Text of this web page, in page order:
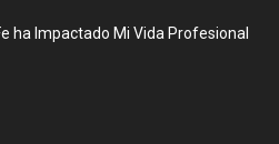
ha Impactado Mi Vida Profesional